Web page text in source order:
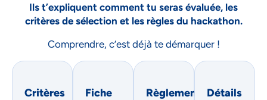
Ils t’expliquent comment tu seras évaluée, les
critères de sélection et les règles du hackathon.
Comprendre, c’est déjà te démarquer !
Critères
Fiche
Règlement
Détails